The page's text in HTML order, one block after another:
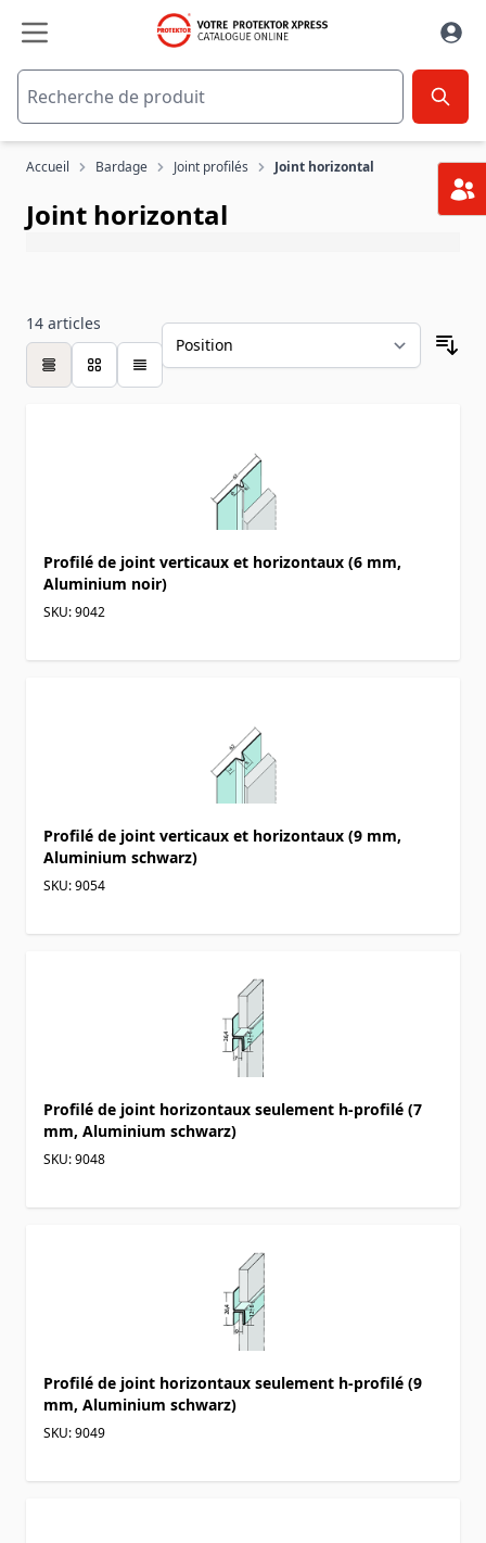
Accueil Bardage Joint profilés Joint horizontal
Joint horizontal
14 articles
table
Profilé de joint verticaux et horizontaux (6 mm,
Aluminium noir)
SKU: 9042
Profilé de joint verticaux et horizontaux (9 mm,
Aluminium schwarz)
SKU: 9054
Profilé de joint horizontaux seulement h-profilé (7
mm, Aluminium schwarz)
SKU: 9048
Profilé de joint horizontaux seulement h-profilé (9
mm, Aluminium schwarz)
SKU: 9049